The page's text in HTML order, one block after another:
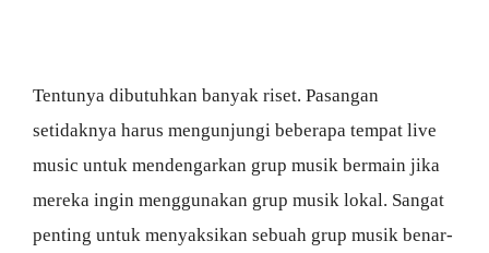
Tentunya dibutuhkan banyak riset. Pasangan
setidaknya harus mengunjungi beberapa tempat live
music untuk mendengarkan grup musik bermain jika
mereka ingin menggunakan grup musik lokal. Sangat
penting untuk menyaksikan sebuah grup musik benar-